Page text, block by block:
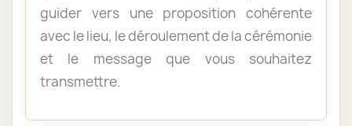
guider vers une proposition cohérente
avec le lieu, le déroulement de la cérémonie
et le message que vous souhaitez
transmettre.